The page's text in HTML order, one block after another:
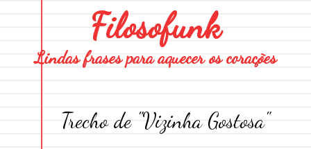
Filosofunk
Lindas frases para aquecer os corações
Trecho de "Vizinha Gostosa"